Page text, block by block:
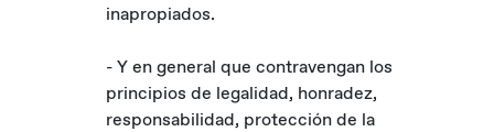
inapropiados.
- Y en general que contravengan los
principios de legalidad, honradez,
responsabilidad, protección de la